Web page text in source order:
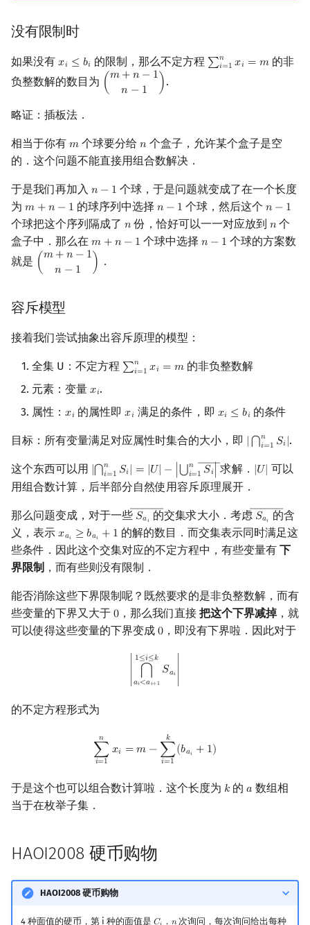
没有限制时
如果没有 𝑥𝑖 ≤ 𝑏𝑖
xi≤b 的限制，那么不定方程 ∑𝑛
𝑖=1 𝑥𝑖 = 𝑚
∑i=1n xi= m
的非
负整数解的数目为 ( 𝑚+𝑛 − 1
𝑛 − 1 )
(m n− .
略证：插板法．
相当于你有 𝑚
m 个球要分给𝑛
n 个盒子，允许某个盒子是空
的．这个问题不能直接用组合数解决．
于是我们再加入 𝑛 − 1
n −1
个球，于是问题就变成了在一个长度
为 𝑚 +𝑛 − 1
m +n −1 的球序列中选择 𝑛 − 1
n−1 个球，然后这个 𝑛 − 1
n−1
个球把这个序列隔成了 𝑛
n 份，恰好可以一一对应放到 𝑛
n 个
盒子中．那么在 𝑚 +𝑛 − 1
m +n −1 个球中选择 𝑛 − 1
n−1
个球的方案数
就是 ( 𝑚+𝑛 − 1
𝑛 − 1 )
(m n− ．
容斥模型
接着我们尝试抽象出容斥原理的模型：
全集 U：不定方程 ∑𝑛
𝑖=1 𝑥𝑖 = 𝑚
∑i=1n xi= m
的非负整数解
元素：变量 𝑥𝑖
xi.
属性： 𝑥𝑖
xi 的属性即𝑥𝑖
xi 满足的条件，即 𝑥𝑖 ≤ 𝑏𝑖
xi≤b i 的条件
目标：所有变量满足对应属性时集合的大小，即 |⋂𝑛
𝑖=1 𝑆𝑖|
⋂i=1 nS |.
这个东西可以用 |⋂𝑛
𝑖=1 𝑆𝑖| = |𝑈| − ⋃𝑛
𝑖=1
――
𝑆𝑖
| ⋂i=1 nS |= U| −|⋃ i=1nSi― 求解． |𝑈|
|U 可以
用组合数计算，后半部分自然使用容斥原理展开．
那么问题变成，对于一些―――
𝑆𝑎𝑖
Sai ―
的交集求大小．考虑―――
𝑆𝑎𝑖
Sai ―
的含
义，表示 𝑥𝑎𝑖 ≥ 𝑏𝑎𝑖 + 1
xai ≥b ai+ 1
的解的数目．而交集表示同时满足这
些条件．因此这个交集对应的不定方程中，有些变量有 下
界限制 ，而有些则没有限制．
能否消除这些下界限制呢？既然要求的是非负整数解，而有
些变量的下界又大于 0
0 ，那么我们直接 把这个下界减掉，就
可以使得这些变量的下界变成 0
0 ，即没有下界啦．因此对于
1≤𝑖≤𝑘
𝑎𝑖<𝑎𝑖+1
𝑆𝑎𝑖
<ai+11
的不定方程形式为
𝑛
∑
𝑖=1
𝑥𝑖 = 𝑚 −
𝑘
∑
𝑖=1
(𝑏𝑎𝑖 + 1)
∑i= i=1k
于是这个也可以组合数计算啦．这个长度为 𝑘
k 的𝑎
a 数组相
当于在枚举子集．
HAOI2008 硬币购物
HAOI2008 硬币购物
4 种面值的硬币，第 i 种的面值是 ． 次询问，每次询问给出每种